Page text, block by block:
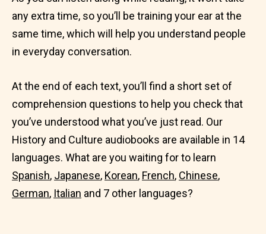
any extra time, so you’ll be training your ear at the
same time, which will help you understand people
in everyday conversation.
At the end of each text, you’ll find a short set of
comprehension questions to help you check that
you’ve understood what you’ve just read. Our
History and Culture audiobooks are available in 14
languages. What are you waiting for to learn
Spanish, Japanese, Korean, French, Chinese,
German, Italian and 7 other languages?